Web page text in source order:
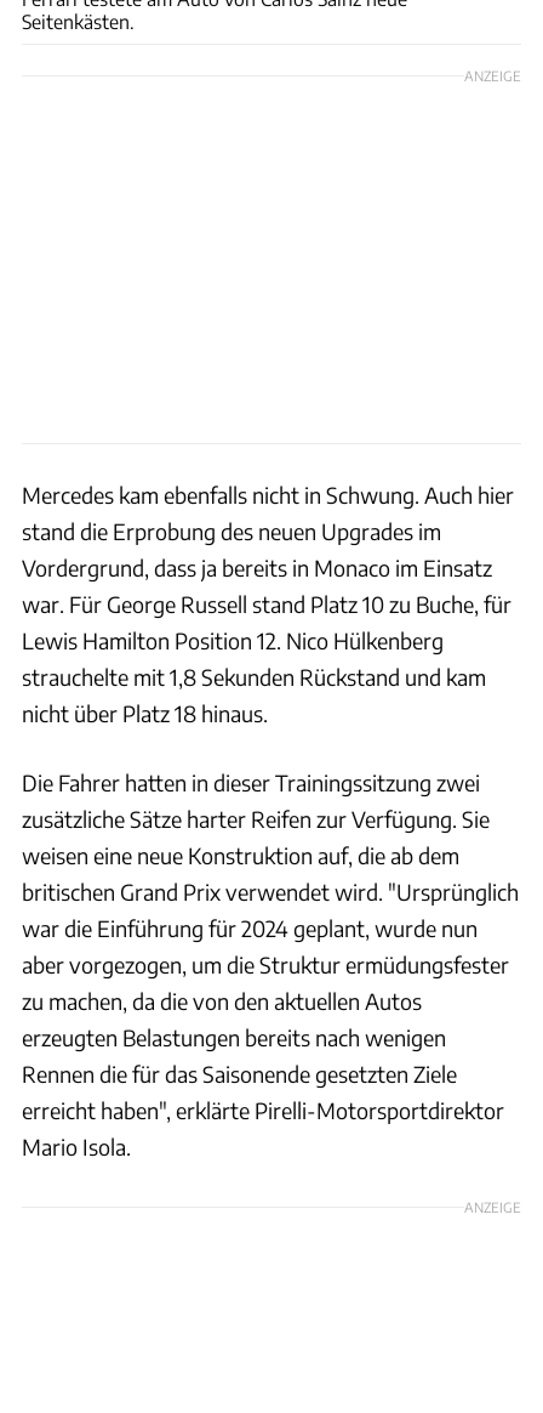
Seitenkästen.
ANZEIGE
Mercedes kam ebenfalls nicht in Schwung. Auch hier
stand die Erprobung des neuen Upgrades im
Vordergrund, dass ja bereits in Monaco im Einsatz
war. Für George Russell stand Platz 10 zu Buche, für
Lewis Hamilton Position 12. Nico Hülkenberg
strauchelte mit 1,8 Sekunden Rückstand und kam
nicht über Platz 18 hinaus.
Die Fahrer hatten in dieser Trainingssitzung zwei
zusätzliche Sätze harter Reifen zur Verfügung. Sie
weisen eine neue Konstruktion auf, die ab dem
britischen Grand Prix verwendet wird. "Ursprünglich
war die Einführung für 2024 geplant, wurde nun
aber vorgezogen, um die Struktur ermüdungsfester
zu machen, da die von den aktuellen Autos
erzeugten Belastungen bereits nach wenigen
Rennen die für das Saisonende gesetzten Ziele
erreicht haben", erklärte Pirelli-Motorsportdirektor
Mario Isola.
ANZEIGE